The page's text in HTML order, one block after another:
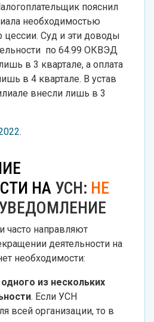
пояснил
необходимостью
цессии. Суд и эти доводы
по 64.99 ОКВЭД
в 3 квартале, а оплата
в 4 квартале. В устав
внесли лишь в 3
.
НА УСН: НЕ
часто направляют
деятельности на
необходимости:
из нескольких
. Если УСН
всей организации, то в